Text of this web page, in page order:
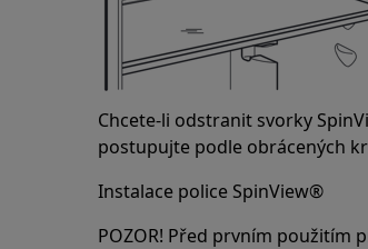
Chcete-li odstranit svorky
postupujte podle obrácených
Instalace police SpinView®
POZOR! Před prvním použitím